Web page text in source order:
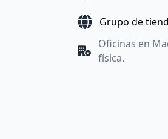
Grupo de
Oficinas en
física.